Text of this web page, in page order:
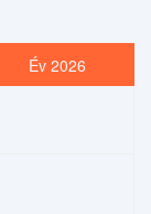
Év 2026